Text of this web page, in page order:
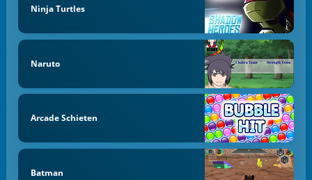
Ninja Turtles
Naruto
Arcade Schieten
Batman